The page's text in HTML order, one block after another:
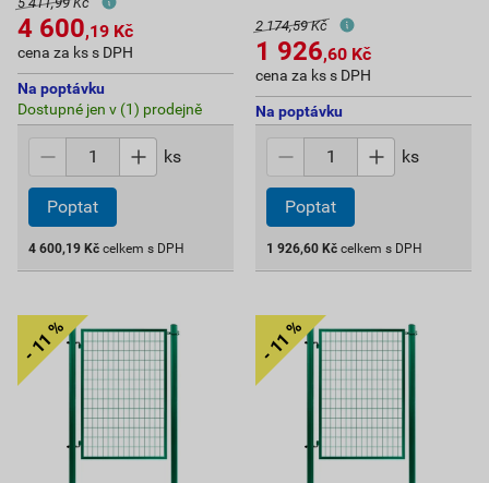
4 600,19 Kč
cena za ks s DPH
Na poptávku
Dostupné jen v (1) prodejně
ks
Poptat
4 600,19 Kč celkem s DPH
2 174,59 Kč
1 926,60 Kč
cena za ks s DPH
Na poptávku
ks
Poptat
1 926,60 Kč celkem s DPH